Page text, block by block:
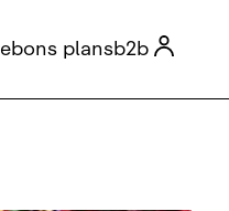

bons plansb2b